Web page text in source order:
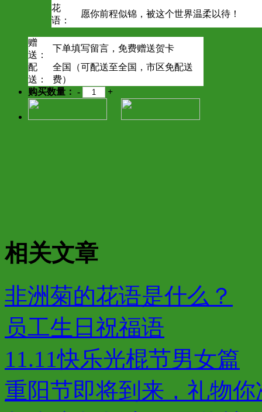
花
语：
愿你前程似锦，被这个世界温柔以待！
赠
送：
下单填写留言，免费赠送贺卡
配
送：
全国（可配送至全国，市区免配送
费）
购买数量： - +
相关文章
非洲菊的花语是什么？
员工生日祝福语
11.11快乐光棍节男女篇
重阳节即将到来，礼物